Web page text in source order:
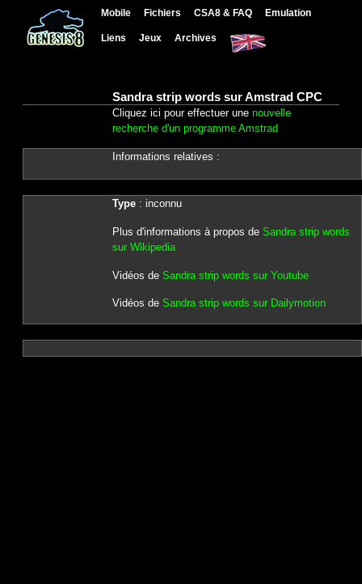
Mobile Fichiers CSA8 & FAQ Emulation
Liens Jeux Archives
Sandra strip words sur Amstrad CPC
Cliquez ici pour effectuer une nouvelle
recherche d'un programme Amstrad
Informations relatives :
Type: inconnu
Plus d'informations à propos de Sandra strip words
sur Wikipedia
Vidéos de Sandra strip words sur Youtube
Vidéos de Sandra strip words sur Dailymotion